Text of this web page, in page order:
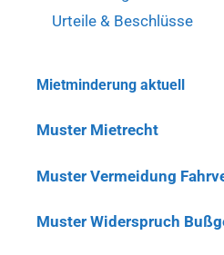
Urteile & Beschlüsse
Mietminderung aktuell
Muster Mietrecht
Muster Vermeidung
Muster Widerspruch